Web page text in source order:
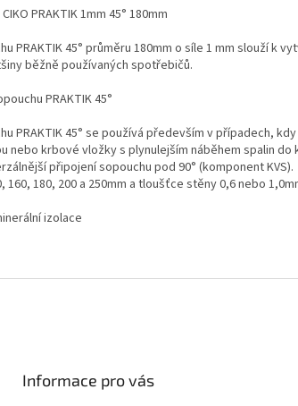
PRAKTIK 1mm 45° 180mm
PRAKTIK 45° průměru 180mm o síle 1 mm slouží k
běžně používaných spotřebičů.
PRAKTIK 45°
PRAKTIK 45° se používá především v případech,
nebo krbové vložky s plynulejším náběhem spalin do
připojení sopouchu pod 90° (komponent KVS).
160, 180, 200 a 250mm a tloušťce stěny 0,6 nebo
izolace
Informace pro vás